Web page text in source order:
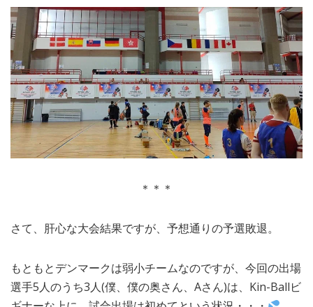
＊＊＊
さて、肝心な大会結果ですが、予想通りの予選敗退。
もともとデンマークは弱小チームなのですが、今回の出場
選手5人のうち3人(僕、僕の奥さん、Aさん)は、Kin-Ballビ